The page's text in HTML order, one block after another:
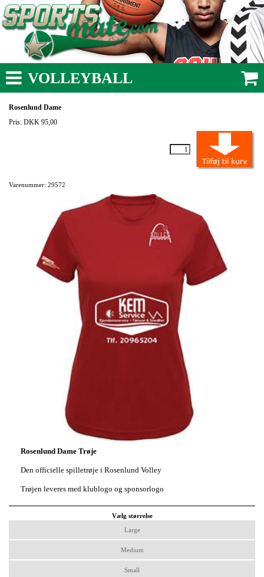
VOLLEYBALL
Rosenlund Dame
Pris: DKK 95,00
Varenummer: 29572
Rosenlund Dame Trøje
Den officielle spilletrøje i Rosenlund Volley
Trøjen leveres med klublogo og sponsorlogo
Vælg størrelse
Large
Medium
Small